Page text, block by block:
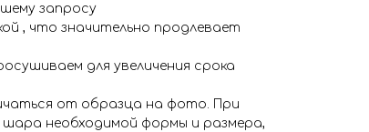
запросу
, что значительно продлевает
для увеличения срока
от образца на фото. При
необходимой формы и размера,